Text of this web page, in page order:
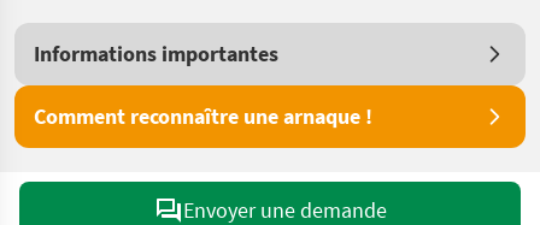
Informations importantes
Comment reconnaître une arnaque !
Envoyer une demande